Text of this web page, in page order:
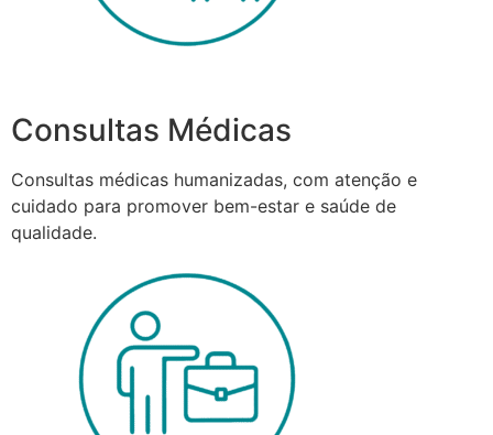
Consultas Médicas
Consultas médicas humanizadas, com atenção e
cuidado para promover bem-estar e saúde de
qualidade.